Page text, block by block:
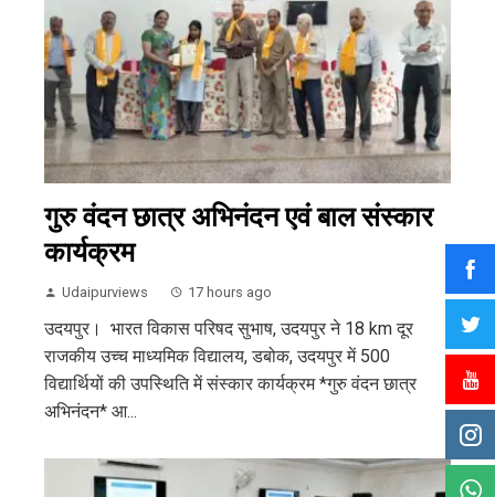
गुरु वंदन छात्र अभिनंदन एवं बाल संस्कार
कार्यक्रम
Udaipurviews 17 hours ago
उदयपुर। भारत विकास परिषद सुभाष, उदयपुर ने 18 km दूर
राजकीय उच्च माध्यमिक विद्यालय, डबोक, उदयपुर में 500
विद्यार्थियों की उपस्थिति में संस्कार कार्यक्रम *गुरु वंदन छात्र
अभिनंदन* आ...